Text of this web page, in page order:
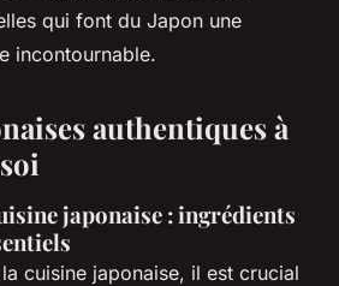
qui font du Japon une
incontournable.
authentiques à
japonaise : ingrédients
cuisine japonaise, il est crucial